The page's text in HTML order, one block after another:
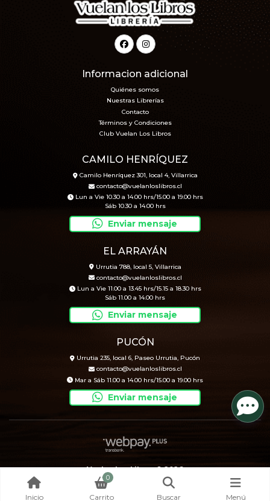
Informacion adicional
Quiénes somos
Nuestras Librerías
Contacto
Términos y Condiciones
Club Vuelan Los Libros
CAMILO HENRÍQUEZ
Camilo Henríquez 301, local 4, Villarrica
contacto@vuelanloslibros.cl
Lun a Vie 10.30 a 14.00 hrs/15.00 a 19.00 hrs
Sáb 10.30 a 14.00 hrs
Enviar mensaje
EL ARRAYÁN
Urrutia 788, local 5, Villarrica
contacto@vuelanloslibros.cl
Lun a Vie 11.00 a 13.45 hrs/15.15 a 18.30 hrs
Sáb 11.00 a 14.00 hrs
Enviar mensaje
PUCÓN
Urrutia 235, local 6, Paseo Urrutia, Pucón
contacto@vuelanloslibros.cl
Mar a Sáb 11.00 a 14.00 hrs/15.00 a 19.00 hrs
Enviar mensaje
Vuelan Los Libros © 2026
Creado por
Bsale
Inicio
0
Carrito Buscar Menú